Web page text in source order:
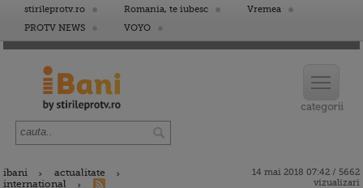
stirileprotv.ro Romania, te iubesc
Vremea
PROTV NEWS
VOYO
ibani
actualitate
international
14 mai 2018 07:42 / 5662
vizualizari